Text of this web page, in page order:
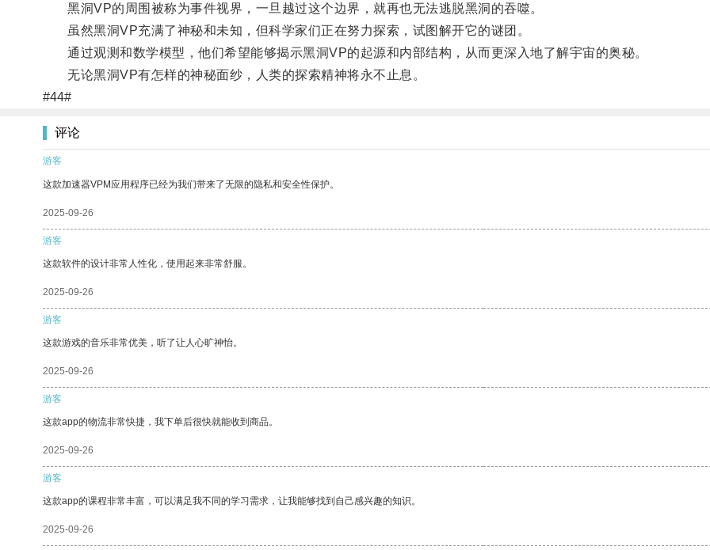
黑洞VP的周围被称为事件视界，一旦越过这个边界，就再也无法逃脱黑洞的吞噬。
虽然黑洞VP充满了神秘和未知，但科学家们正在努力探索，试图解开它的谜团。
通过观测和数学模型，他们希望能够揭示黑洞VP的起源和内部结构，从而更深入地了解宇宙的奥秘。
无论黑洞VP有怎样的神秘面纱，人类的探索精神将永不止息。
#44#
评论
游客
这款加速器VPM应用程序已经为我们带来了无限的隐私和安全性保护。
2025-09-26
游客
这款软件的设计非常人性化，使用起来非常舒服。
2025-09-26
游客
这款游戏的音乐非常优美，听了让人心旷神怡。
2025-09-26
游客
这款app的物流非常快捷，我下单后很快就能收到商品。
2025-09-26
游客
这款app的课程非常丰富，可以满足我不同的学习需求，让我能够找到自己感兴趣的知识。
2025-09-26